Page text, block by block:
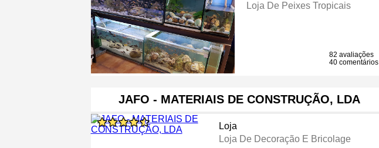
Loja De Peixes Tropicais
82 avaliações
40 comentários
JAFO - MATERIAIS DE CONSTRUÇÃO, LDA
Loja
Loja De Decoração E Bricolage